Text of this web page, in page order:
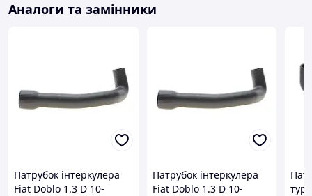
Аналоги та замінники
Патрубок інтеркулера
Fiat Doblo 1.3 D 10-
Патрубок інтеркулера
Fiat Doblo 1.3 D 10-